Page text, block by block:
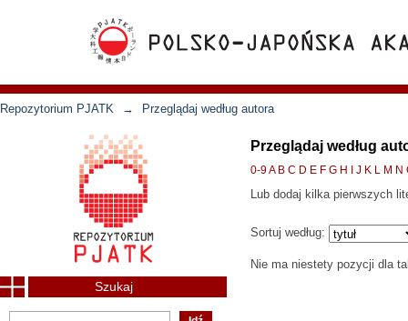
Repozytorium PJATK → Przeglądaj według autora
Przeglądaj według
0-9A B C D E F G H J K L M N
Lub dodaj kilka pierwszych
Sortuj według:
Nie ma niestety pozycji dla
Szukaj